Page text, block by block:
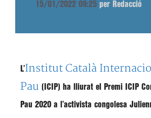
15/01/2022 09:25 per Redacció
L’Institut Català
Pau (ICIP) ha lliurat el Premi ICIP
Pau 2020 a l’activista congolesa